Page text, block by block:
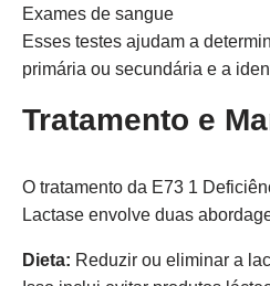
Exames de sangue
Esses testes ajudam a
primária ou secundária e a
Tratamento e
O tratamento da E73 1
Lactase envolve duas
Dieta: Reduzir ou eliminar a